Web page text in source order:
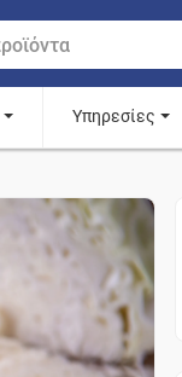
Υπηρεσίες